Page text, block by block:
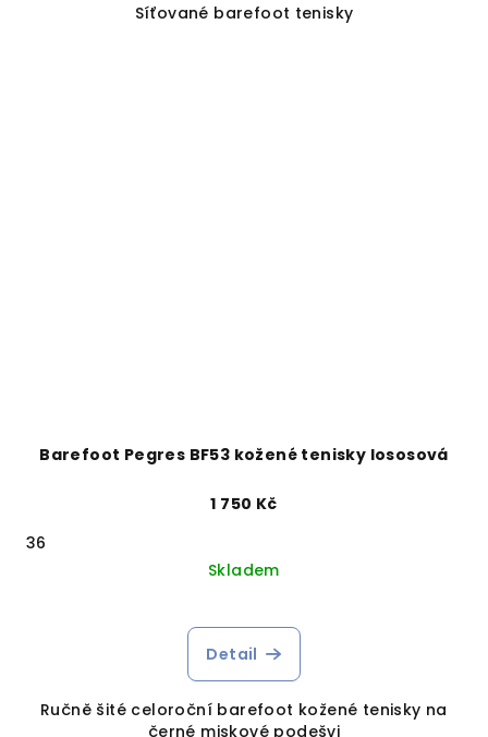
Síťované barefoot tenisky
Barefoot Pegres BF53 kožené tenisky lososová
1 750 Kč
36
Skladem
Detail
Ručně šité celoroční barefoot kožené tenisky na
černé miskové podešvi